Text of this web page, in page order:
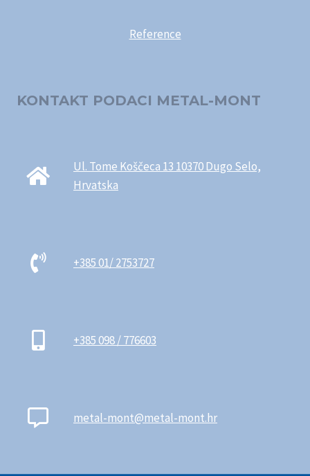
Reference
KONTAKT PODACI METAL-MONT
Ul. Tome Koščeca 13 10370 Dugo Selo,
Hrvatska
+385 01/ 2753727
+385 098 / 776603
metal-mont@metal-mont.hr